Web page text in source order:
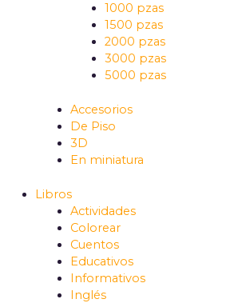
1000 pzas
1500 pzas
2000 pzas
3000 pzas
5000 pzas
Accesorios
De Piso
3D
En miniatura
Libros
Actividades
Colorear
Cuentos
Educativos
Informativos
Inglés